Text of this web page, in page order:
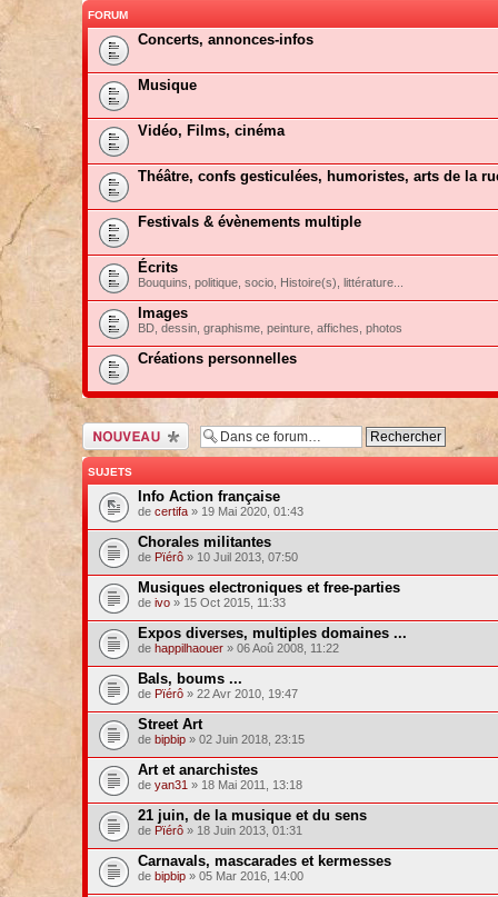
FORUM
Concerts, annonces-infos
Musique
Vidéo, Films, cinéma
Théâtre, confs gesticulées, humoristes, arts de la
Festivals & évènements multiple
Écrits
Bouquins, politique, socio, Histoire(s), littérature...
Images
BD, dessin, graphisme, peinture, affiches, photos
Créations personnelles
Ecrire un nouveau
sujet
SUJETS
Info Action française
de certifa» 19 Mai 2020, 01:43
Chorales militantes
de Pïérô» 10 Juil 2013, 07:50
Musiques electroniques et free-parties
de ivo» 15 Oct 2015, 11:33
Expos diverses, multiples domaines ...
de happilhaouer» 06 Aoû 2008, 11:22
Bals, boums ...
de Pïérô» 22 Avr 2010, 19:47
Street Art
de bipbip» 02 Juin 2018, 23:15
Art et anarchistes
de yan31 » 18 Mai 2011, 13:18
21 juin, de la musique et du sens
de Pïérô» 18 Juin 2013, 01:31
Carnavals, mascarades et kermesses
de bipbip» 05 Mar 2016, 14:00